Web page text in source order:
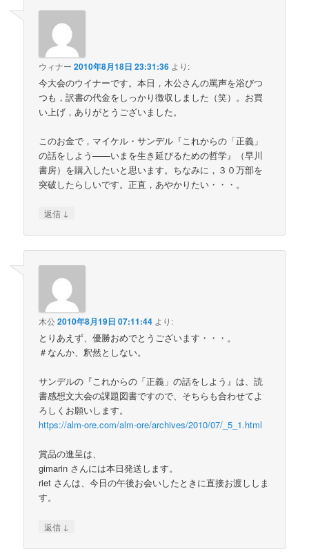
ウィナー 2010年8月18日 23:31:36 より:
今大会のウイナーです。本日，木公さんの罵声を浴びつ
つも，訳書の代金をしっかり徴収しました（笑）。お買
い上げ，ありがとうございました。
このお金で，マイケル・サンデル『これからの「正義」
の話をしよう——いまを生き延びるための哲学』（早川
書房）を購入したいと思います。ちなみに，３０万部を
突破したらしいです。正直，あやかりたい・・・。
返信 ↓
木公2010年8月19日 07:11:44 より:
とりあえず、優勝おめでとうございます・・・。
＃なんか、釈然としない。
サンデルの『これからの「正義」の話をしよう』は、読
書感想文大会の課題図書ですので、そちらも合わせてよ
ろしくお願いします。
https://alm-ore.com/alm-ore/archives/2010/07/_5_1.html
賞品の進呈は、
gimarin さんには本日発送します。
riet さんは、今日の午後お会いしたときに直接お渡ししま
す。
返信 ↓